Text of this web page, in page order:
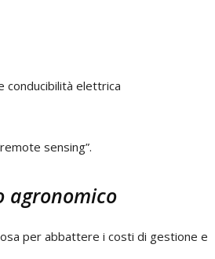
conducibilità elettrica
sensing”.
agronomico
per abbattere i costi di gestione e